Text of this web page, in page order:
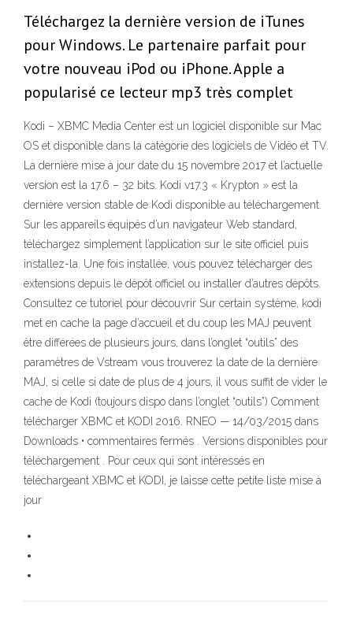
Téléchargez la dernière version de iTunes
pour Windows. Le partenaire parfait pour
votre nouveau iPod ou iPhone. Apple a
popularisé ce lecteur mp3 très complet
Kodi – XBMC Media Center est un logiciel disponible sur Mac
OS et disponible dans la catégorie des logiciels de Vidéo et TV.
La dernière mise à jour date du 15 novembre 2017 et l’actuelle
version est la 17.6 – 32 bits. Kodi v17.3 « Krypton » est la
dernière version stable de Kodi disponible au téléchargement.
Sur les appareils équipés d’un navigateur Web standard,
téléchargez simplement l’application sur le site officiel puis
installez-la. Une fois installée, vous pouvez télécharger des
extensions depuis le dépôt officiel ou installer d’autres dépôts.
Consultez ce tutoriel pour découvrir Sur certain système, kodi
met en cache la page d’accueil et du coup les MAJ peuvent
être différées de plusieurs jours, dans l’onglet “outils” des
paramètres de Vstream vous trouverez la date de la dernière
MAJ, si celle si date de plus de 4 jours, il vous suffit de vider le
cache de Kodi (toujours dispo dans l’onglet “outils”) Comment
télécharger XBMC et KODI 2016. RNEO — 14/03/2015 dans
Downloads • commentaires fermés . Versions disponibles pour
téléchargement . Pour ceux qui sont intéressés en
téléchargeant XBMC et KODI, je laisse cette petite liste mise à
jour